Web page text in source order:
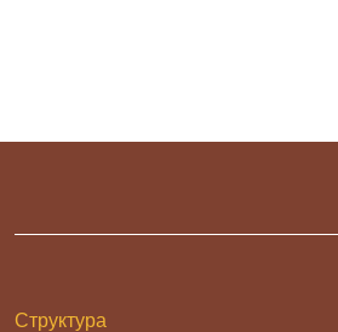
Структура